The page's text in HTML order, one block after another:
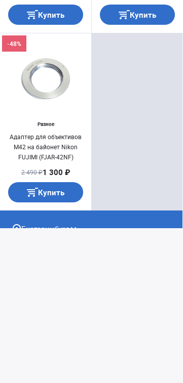
Купить
Купить
Разное
Адаптер для объективов
M42 на байонет Nikon
FUJIMI (FJAR-42NF)
-48%
2 490 ₽1 300 ₽
Купить
Екатеринбург